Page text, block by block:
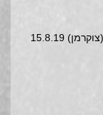
15.8.19